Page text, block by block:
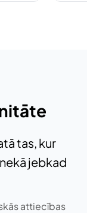
tas, kur
jebkad
attiecības